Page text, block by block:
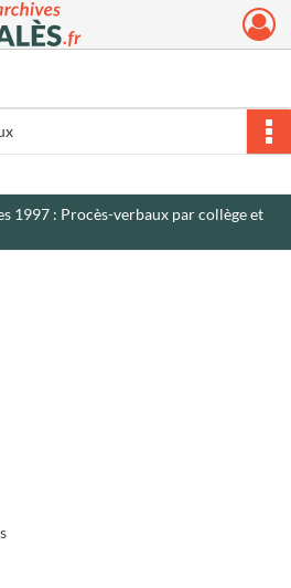
municipales d'Alès
1997 : Procès-verbaux par collège et